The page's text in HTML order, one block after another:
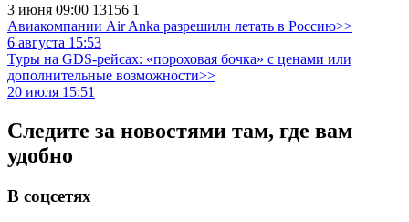
3 июня 09:00 13156 1
Авиакомпании Air Anka разрешили летать в Россию>>
6 августа 15:53
Туры на GDS-рейсах: «пороховая бочка» с ценами или
дополнительные возможности>>
20 июля 15:51
Следите за новостями там, где вам
удобно
В соцсетях